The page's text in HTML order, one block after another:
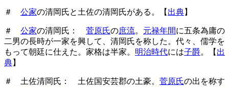
＃ 公家の清岡氏と土佐の清岡氏がある。【 出典】
＃ 公家の清岡氏： 菅原氏の庶流。 元禄年間に五条為庸の
二男の長時が一家を興して、清岡氏を称した。代々、儒学を
もって朝廷に仕えた。家格は半家。 明治時代には子爵。【 出
典】
＃ 土佐清岡氏： 土佐国安芸郡の土豪。 菅原氏の出を称す